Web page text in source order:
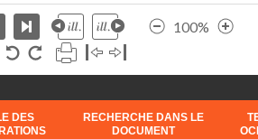
100%
DES
RECHERCHE DANS LE
DOCUMENT